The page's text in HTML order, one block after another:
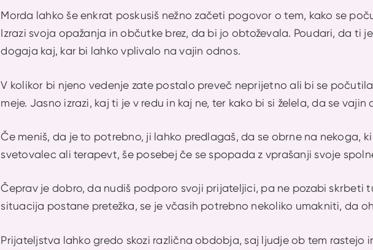
Morda lahko še enkrat poskusiš nežno začeti pogovor o tem, kako se
Izrazi svoja opažanja in občutke brez, da bi jo obtoževala. Poudari, da ti
dogaja kaj, kar bi lahko vplivalo na vajin odnos.
V kolikor bi njeno vedenje zate postalo preveč neprijetno ali bi se
meje. Jasno izrazi, kaj ti je v redu in kaj ne, ter kako bi si želela, da se vajin
Če meniš, da je to potrebno, ji lahko predlagaš, da se obrne na nekoga,
svetovalec ali terapevt, še posebej če se spopada z vprašanji svoje
Čeprav je dobro, da nudiš podporo svoji prijateljici, pa ne pozabi skrbeti
situacija postane pretežka, se je včasih potrebno nekoliko umakniti, da
Prijateljstva lahko gredo skozi različna obdobja, saj ljudje ob tem rastejo